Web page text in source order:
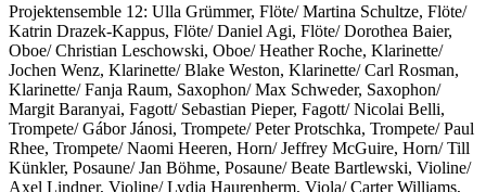
Projektensemble 12: Ulla Grümmer, Flöte/ Martina Schultze, Flöte/
Katrin Drazek-Kappus, Flöte/ Daniel Agi, Flöte/ Dorothea Baier,
Oboe/ Christian Leschowski, Oboe/ Heather Roche, Klarinette/
Jochen Wenz, Klarinette/ Blake Weston, Klarinette/ Carl Rosman,
Klarinette/ Fanja Raum, Saxophon/ Max Schweder, Saxophon/
Margit Baranyai, Fagott/ Sebastian Pieper, Fagott/ Nicolai Belli,
Trompete/ Gábor Jánosi, Trompete/ Peter Protschka, Trompete/ Paul
Rhee, Trompete/ Naomi Heeren, Horn/ Jeffrey McGuire, Horn/ Till
Künkler, Posaune/ Jan Böhme, Posaune/ Beate Bartlewski, Violine/
Axel Lindner, Violine/ Lydia Haurenherm, Viola/ Carter Williams,